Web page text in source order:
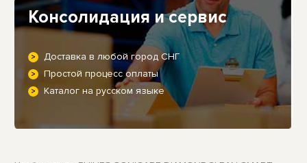
Консолидация и сервис
Доставка в любой город СНГ
Простой процесс оплаты
Каталог на русском языке